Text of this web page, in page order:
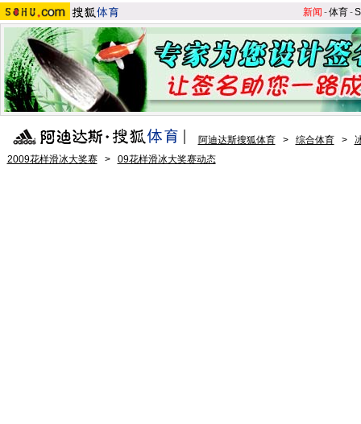
新闻 -体育-S
阿迪达斯搜狐体育 > 综合体育 >
2009花样滑冰大奖赛
> 09花样滑冰大奖赛动态